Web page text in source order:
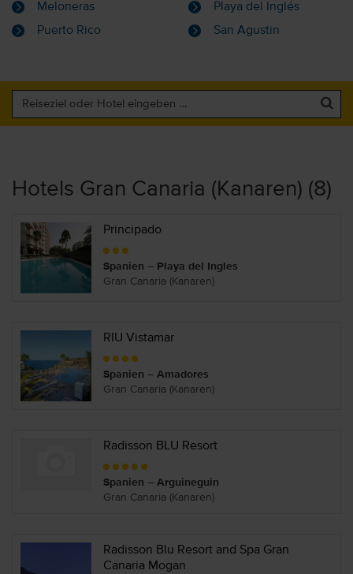
Meloneras
Playa del Inglés
Puerto Rico
San Agustin
Hotels Gran Canaria (Kanaren) (8)
Principado
Spanien – Playa del Ingles
Gran Canaria (Kanaren)
RIU Vistamar
Spanien – Amadores
Gran Canaria (Kanaren)
Radisson BLU Resort
Spanien – Arguineguin
Gran Canaria (Kanaren)
Radisson Blu Resort and Spa Gran
Canaria Mogan